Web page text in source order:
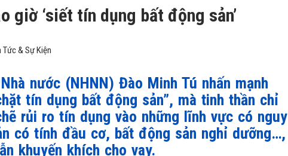
giờ ‘siết tín dụng bất động sản’
Tức & Sự Kiện
nước (NHNN) Đào Minh Tú nhấn mạnh
tín dụng bất động sản”, mà tinh thần chỉ
rủi ro tín dụng vào những lĩnh vực có nguy
có tính đầu cơ, bất động sản nghỉ dưỡng…,
khuyến khích cho vay.